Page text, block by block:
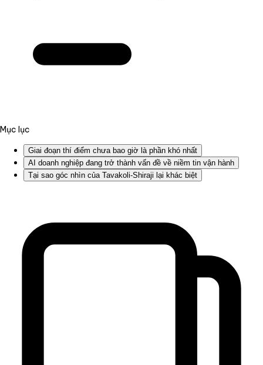
Mục lục
Giai đoạn thí điểm chưa bao giờ là phần khó nhất
AI doanh nghiệp đang trở thành vấn đề về niềm tin vận hành
Tại sao góc nhìn của Tavakoli-Shiraji lại khác biệt